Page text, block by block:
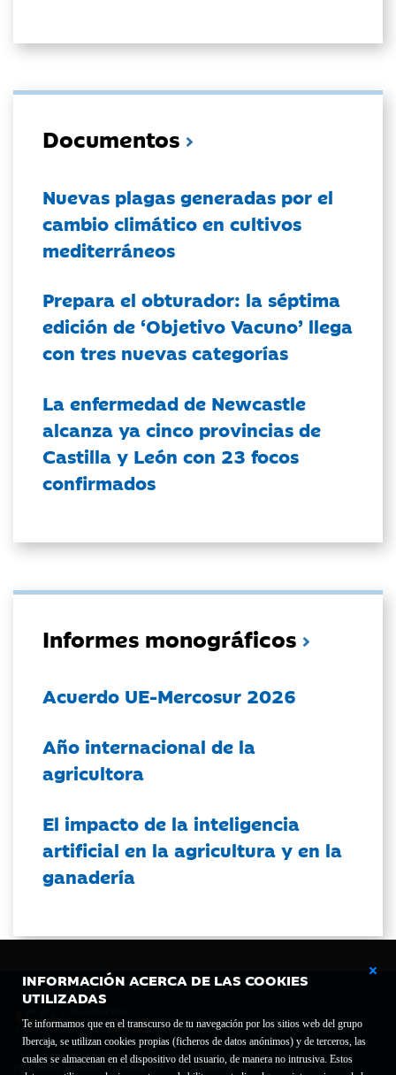
INFORMACIÓN ACERCA DE LAS COOKIES
UTILIZADAS
Te informamos que en el transcurso de tu navegación por los sitios web del grupo
Ibercaja, se utilizan cookies propias (ficheros de datos anónimos) y de terceros, las
cuales se almacenan en el dispositivo del usuario, de manera no intrusiva. Estos
Documentos
Nuevas plagas generadas por el
cambio climático en cultivos
mediterráneos
Prepara el obturador: la séptima
edición de ‘Objetivo Vacuno’ llega
con tres nuevas categorías
La enfermedad de Newcastle
alcanza ya cinco provincias de
Castilla y León con 23 focos
confirmados
Informes monográficos
Acuerdo UE-Mercosur 2026
Año internacional de la
agricultora
El impacto de la inteligencia
artificial en la agricultura y en la
ganadería
Fundación Bancaria Ibercaja C.I.F. G-50000652.